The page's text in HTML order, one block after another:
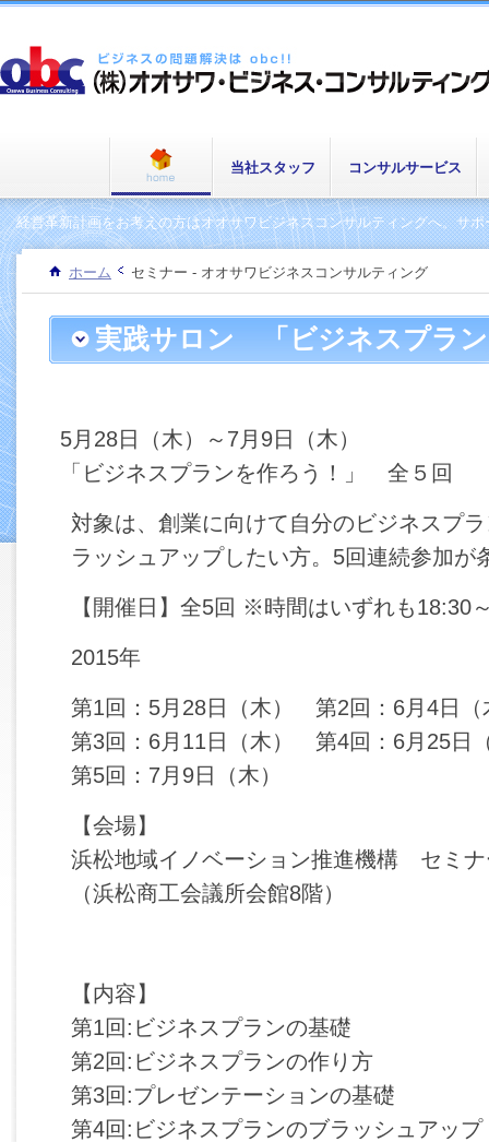
当社スタッフ コンサルサービス
経営革新計画をお考えの方はオオサワビジネスコンサルティングへ。サ
ホーム セミナー - オオサワビジネスコンサルティング
実践サロン 「ビジネスプラ
5月28日（木）～7月9日（
「ビジネスプランを作ろう！」 全５回
対象は、創業に向けて自分のビジネスプ
ラッシュアップしたい方。5回連続参加が
【開催日】全5回 ※時間はいずれも18:30
2015年
第1回：5月28日（木） 第2回：6月4日（
第3回：6月11日（木） 第4回：6月25日
第5回：7月9日（木）
【会場】
浜松地域イノベーション推進機構 セミ
（浜松商工会議所会館8階）
【内容】
第1回:ビジネスプランの基礎
第2回:ビジネスプランの作り方
第3回:プレゼンテーションの基礎
第4回:ビジネスプランのブラッシュアップ